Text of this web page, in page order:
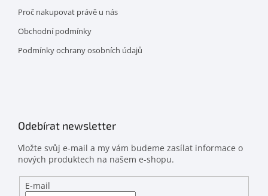
Proč nakupovat právě u nás
Obchodní podmínky
Podmínky ochrany osobních údajů
Odebírat newsletter
Vložte svůj e-mail a my vám budeme zasílat informace o
nových produktech na našem e-shopu.
E-mail